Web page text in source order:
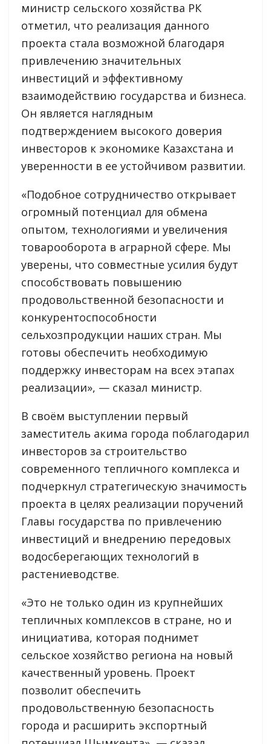
министр сельского хозяйства РК
отметил, что реализация данного
проекта стала возможной благодаря
привлечению значительных
инвестиций и эффективному
взаимодействию государства и бизнеса.
Он является наглядным
подтверждением высокого доверия
инвесторов к экономике Казахстана и
уверенности в ее устойчивом развитии.
«Подобное сотрудничество открывает
огромный потенциал для обмена
опытом, технологиями и увеличения
товарооборота в аграрной сфере. Мы
уверены, что совместные усилия будут
способствовать повышению
продовольственной безопасности и
конкурентоспособности
сельхозпродукции наших стран. Мы
готовы обеспечить необходимую
поддержку инвесторам на всех этапах
реализации», — сказал министр.
В своём выступлении первый
заместитель акима города поблагодарил
инвесторов за строительство
современного тепличного комплекса и
подчеркнул стратегическую значимость
проекта в целях реализации поручений
Главы государства по привлечению
инвестиций и внедрению передовых
водосберегающих технологий в
растениеводстве.
«Это не только один из крупнейших
тепличных комплексов в стране, но и
инициатива, которая поднимет
сельское хозяйство региона на новый
качественный уровень. Проект
позволит обеспечить
продовольственную безопасность
города и расширить экспортный